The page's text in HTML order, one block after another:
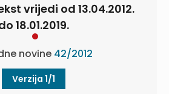
vrijedi od 13.04.2012.
18.01.2019.
novine 42/2012
Verzija 1/1